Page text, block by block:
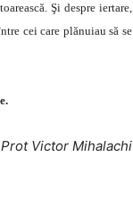
Şi despre iertare,
cei care plănuiau să se
Prot Victor Mihalachi